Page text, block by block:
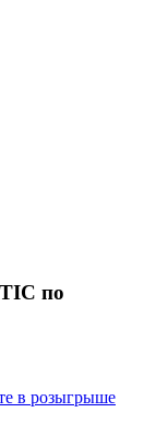
по
в розыгрыше